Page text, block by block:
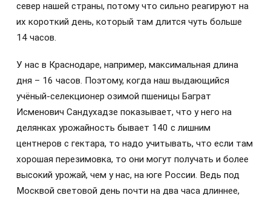
север нашей страны, потому что сильно реагируют на
их короткий день, который там длится чуть больше
14 часов.
У нас в Краснодаре, например, максимальная длина
дня – 16 часов. Поэтому, когда наш выдающийся
учёный-селекционер озимой пшеницы Баграт
Исменович Сандухадзе показывает, что у него на
делянках урожайность бывает 140 с лишним
центнеров с гектара, то надо учитывать, что если там
хорошая перезимовка, то они могут получать и более
высокий урожай, чем у нас, на юге России. Ведь под
Москвой световой день почти на два часа длиннее,